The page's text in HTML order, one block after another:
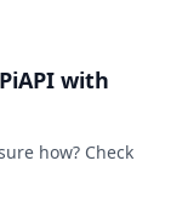
with
how? Check